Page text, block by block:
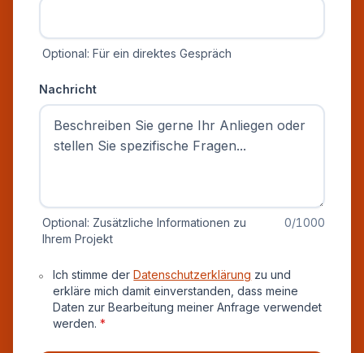
Optional: Für ein direktes Gespräch
Nachricht
Optional: Zusätzliche Informationen zu
Ihrem Projekt
0/1000
Datenschutz und Einverständnis
Ich stimme derDatenschutzerklärung zu und
erkläre mich damit einverstanden, dass meine
Daten zur Bearbeitung meiner Anfrage verwendet
werden. *